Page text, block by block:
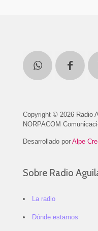
Copyright © 2026 Radio
NORPACOM
Desarrollado por Alpe
Sobre Radio
La radio
Dónde estamos